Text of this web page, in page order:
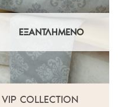
ΕΞΑΝΤΛΗΜΈΝΟ
VIP COLLECTION